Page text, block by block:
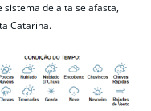
sistema de alta se afasta,
Catarina.